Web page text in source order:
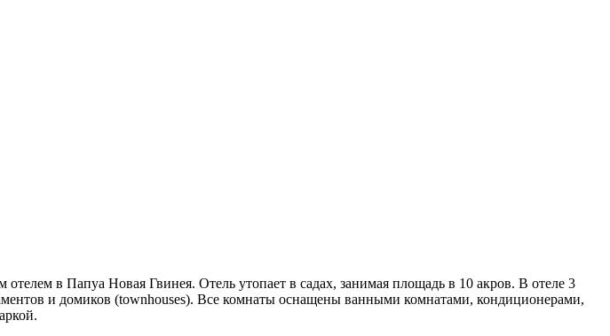
в Папуа Новая Гвинея. Отель утопает в садах, занимая площадь в 10 акров. В отеле 3
и домиков (townhouses). Все комнаты оснащены ванными комнатами, кондиционерами,